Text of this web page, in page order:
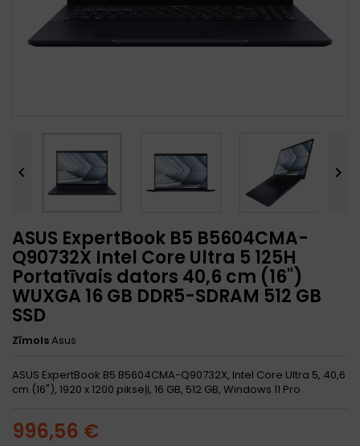
 
ASUS ExpertBook B5 B5604CMA-
Q90732X Intel Core Ultra 5 125H
Portatīvais dators 40,6 cm (16")
WUXGA 16 GB DDR5-SDRAM 512 GB
SSD
ZīmolsAsus
ASUS ExpertBook B5 B5604CMA-Q90732X, Intel Core Ultra 5, 40,6
cm (16"), 1920 x 1200 pikseļi, 16 GB, 512 GB, Windows 11 Pro
996,56 €